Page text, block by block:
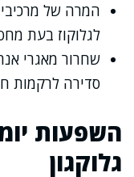
המרה של
לגלוקוז בעת
שחרור מאגרי
סדירה לרקמות
השפעות
גלוקגון